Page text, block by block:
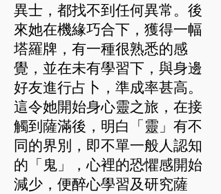
異士，都找不到任何異常。後
來她在機緣巧合下，獲得一幅
塔羅牌，有一種很熟悉的感
覺，並在未有學習下，與身邊
好友進行占卜，準成率甚高。
這令她開始身心靈之旅，在接
觸到薩滿後，明白「靈」有不
同的界別，即不單一般人認知
的「鬼」，心裡的恐懼感開始
減少，便醉心學習及研究薩